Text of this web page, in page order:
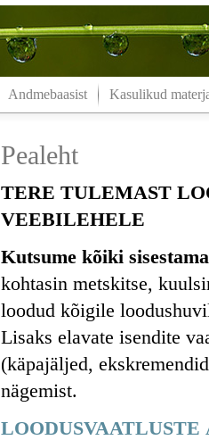
Andmebaasist Kasulikud
Pealeht
TERE TULEMAST
VEEBILEHELE
Kutsume kõiki
kohtasin metskitse,
loodud kõigile
Lisaks elavate isendite
(käpajäljed,
nägemist.